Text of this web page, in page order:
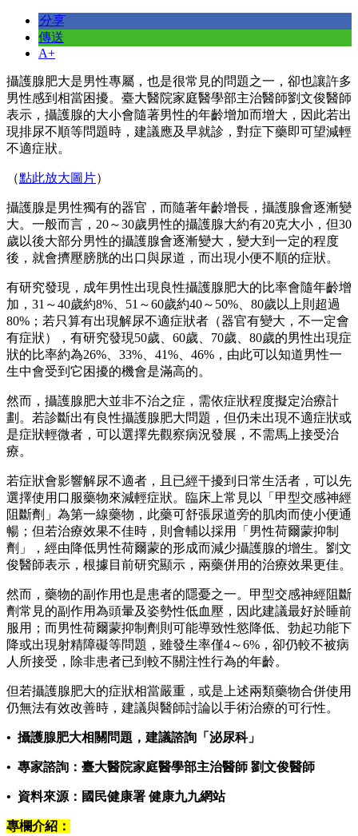
分享
傳送
A+
攝護腺肥大是男性專屬，也是很常見的問題之一，卻也讓許多
男性感到相當困擾。臺大醫院家庭醫學部主治醫師劉文俊醫師
表示，攝護腺的大小會隨著男性的年齡增加而增大，因此若出
現排尿不順等問題時，建議應及早就診，對症下藥即可望減輕
不適症狀。
（點此放大圖片）
攝護腺是男性獨有的器官，而隨著年齡增長，攝護腺會逐漸變
大。一般而言，20～30歲男性的攝護腺大約有20克大小，但30
歲以後大部分男性的攝護腺會逐漸變大，變大到一定的程度
後，就會擠壓膀胱的出口與尿道，而出現小便不順的症狀。
有研究發現，成年男性出現良性攝護腺肥大的比率會隨年齡增
加，31～40歲約8%、51～60歲約40～50%、80歲以上則超過
80%；若只算有出現解尿不適症狀者（器官有變大，不一定會
有症狀），有研究發現50歲、60歲、70歲、80歲的男性出現症
狀的比率約為26%、33%、41%、46%，由此可以知道男性一
生中會受到它困擾的機會是滿高的。
然而，攝護腺肥大並非不治之症，需依症狀程度擬定治療計
劃。若診斷出有良性攝護腺肥大問題，但仍未出現不適症狀或
是症狀輕微者，可以選擇先觀察病況發展，不需馬上接受治
療。
若症狀會影響解尿不適者，且已經干擾到日常生活者，可以先
選擇使用口服藥物來減輕症狀。臨床上常見以「甲型交感神經
阻斷劑」為第一線藥物，此藥可舒張尿道旁的肌肉而使小便通
暢；但若治療效果不佳時，則會輔以採用「男性荷爾蒙抑制
劑」，經由降低男性荷爾蒙的形成而減少攝護腺的增生。劉文
俊醫師表示，根據目前研究顯示，兩藥併用的治療效果更佳。
然而，藥物的副作用也是患者的隱憂之一。甲型交感神經阻斷
劑常見的副作用為頭暈及姿勢性低血壓，因此建議最好於睡前
服用；而男性荷爾蒙抑制劑則可能導致性慾降低、勃起功能下
降或出現射精障礙等問題，雖發生率僅4～6%，卻仍較不被病
人所接受，除非患者已到較不關注性行為的年齡。
但若攝護腺肥大的症狀相當嚴重，或是上述兩類藥物合併使用
仍無法有效改善時，建議與醫師討論以手術治療的可行性。
• 攝護腺肥大相關問題，建議諮詢「泌尿科」
• 專家諮詢：臺大醫院家庭醫學部主治醫師 劉文俊醫師
• 資料來源：國民健康署 健康九九網站
專欄介紹：